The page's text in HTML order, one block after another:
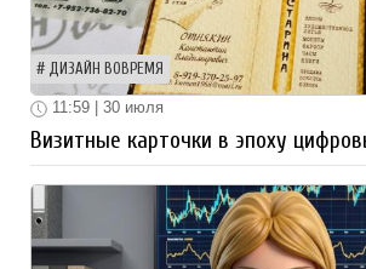
ДИЗАЙН ВОВРЕМЯ
11:59 | 30 июля
Визитные карточки в эпоху